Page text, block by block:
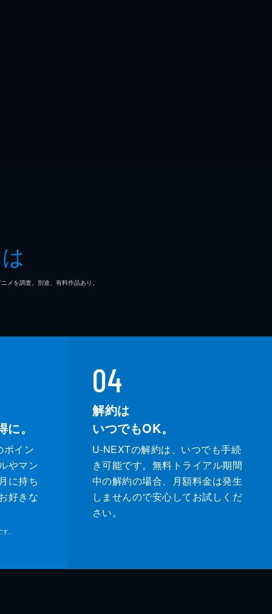
を調査。別途、有料作品あり。
。
ポイン
やマン
に持ち
好きな
。
04
解約は
いつでもOK。
U-NEXTの解約は、いつでも手続
き可能です。無料トライアル期間
中の解約の場合、月額料金は発生
しませんので安心してお試しくだ
さい。